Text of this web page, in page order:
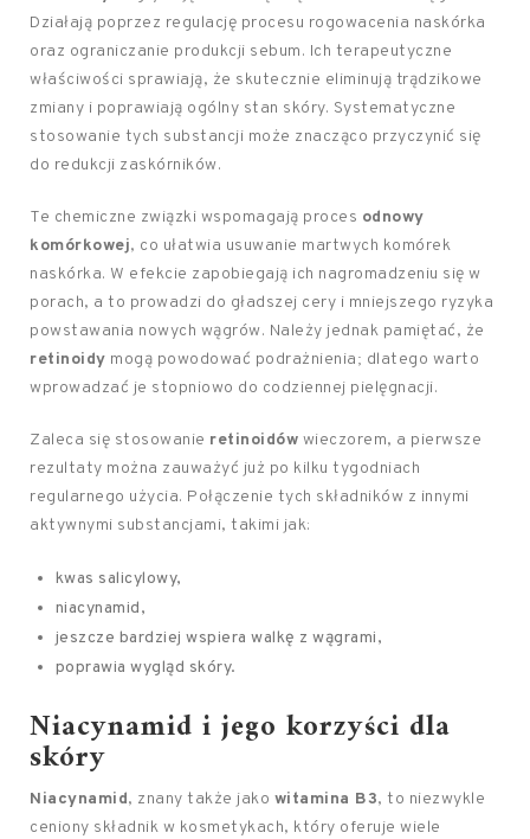
Działają poprzez regulację procesu rogowacenia naskórka
oraz ograniczanie produkcji sebum. Ich terapeutyczne
właściwości sprawiają, że skutecznie eliminują trądzikowe
zmiany i poprawiają ogólny stan skóry. Systematyczne
stosowanie tych substancji może znacząco przyczynić się
do redukcji zaskórników.
Te chemiczne związki wspomagają proces odnowy
komórkowej, co ułatwia usuwanie martwych komórek
naskórka. W efekcie zapobiegają ich nagromadzeniu się w
porach, a to prowadzi do gładszej cery i mniejszego ryzyka
powstawania nowych wągrów. Należy jednak pamiętać, że
retinoidy mogą powodować podrażnienia; dlatego warto
wprowadzać je stopniowo do codziennej pielęgnacji.
Zaleca się stosowanie retinoidów wieczorem, a pierwsze
rezultaty można zauważyć już po kilku tygodniach
regularnego użycia. Połączenie tych składników z innymi
aktywnymi substancjami, takimi jak:
kwas salicylowy,
niacynamid,
jeszcze bardziej wspiera walkę z wągrami,
poprawia wygląd skóry.
Niacynamid i jego korzyści dla
skóry
Niacynamid, znany także jako witamina B3, to niezwykle
ceniony składnik w kosmetykach, który oferuje wiele